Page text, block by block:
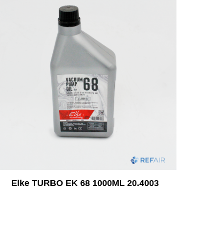
Elke TURBO EK 68 1000ML 20.4003